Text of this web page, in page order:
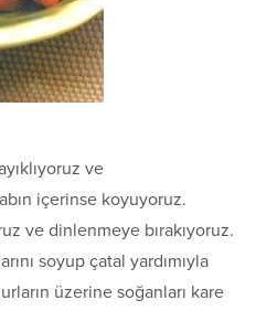
ve
içerinse koyuyoruz.
ve dinlenmeye bırakıyoruz.
soyup çatal yardımıyla
üzerine soğanları kare